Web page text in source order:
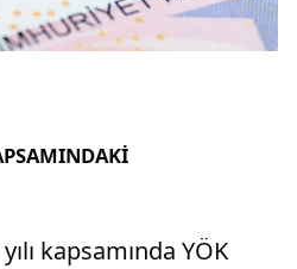
kapsamında YÖK